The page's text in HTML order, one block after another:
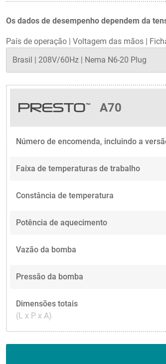
Os dados de desempenho dependem da
País de operação | Voltagem das mãos |
A70
Número de encomenda, incluindo a
Faixa de temperaturas de trabalho
Constância de temperatura
Potência de aquecimento
Vazão da bomba
Pressão da bomba
Dimensões totais
(L x P x A)